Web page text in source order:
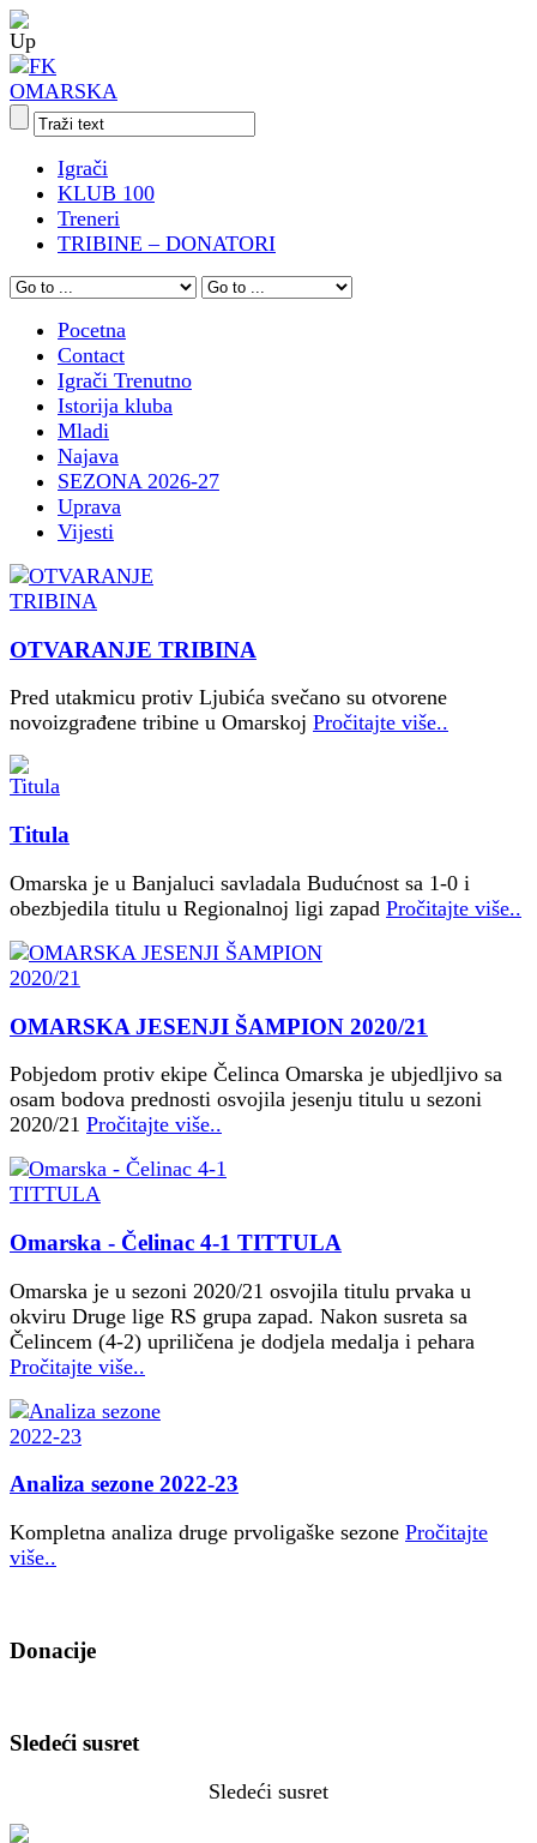
Igrači
KLUB 100
Treneri
TRIBINE – DONATORI
Pocetna
Contact
Igrači Trenutno
Istorija kluba
Mladi
Najava
SEZONA 2026-27
Uprava
Vijesti
OTVARANJE TRIBINA
Pred utakmicu protiv Ljubića svečano su otvorene
novoizgrađene tribine u Omarskoj Pročitajte više..
Titula
Omarska je u Banjaluci savladala Budućnost sa 1-0 i
obezbjedila titulu u Regionalnoj ligi zapad Pročitajte više..
OMARSKA JESENJI ŠAMPION 2020/21
Pobjedom protiv ekipe Čelinca Omarska je ubjedljivo sa
osam bodova prednosti osvojila jesenju titulu u sezoni
2020/21 Pročitajte više..
Omarska - Čelinac 4-1 TITTULA
Omarska je u sezoni 2020/21 osvojila titulu prvaka u
okviru Druge lige RS grupa zapad. Nakon susreta sa
Čelincem (4-2) upriličena je dodjela medalja i pehara
Pročitajte više..
Analiza sezone 2022-23
Kompletna analiza druge prvoligaške sezone Pročitajte
više..
Donacije
Sledeći susret
Sledeći susret